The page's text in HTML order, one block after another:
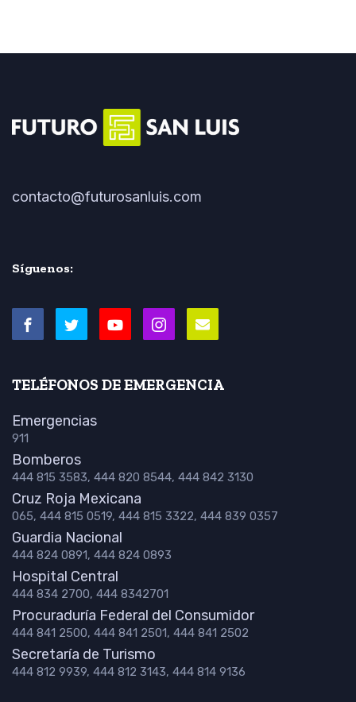
contacto@futurosanluis.com
Síguenos:
TELÉFONOS DE EMERGENCIA
Emergencias
911
Bomberos
444 815 3583, 444 820 8544, 444 842 3130
Cruz Roja Mexicana
065, 444 815 0519, 444 815 3322, 444 839 0357
Guardia Nacional
444 824 0891, 444 824 0893
Hospital Central
444 834 2700, 444 8342701
Procuraduría Federal del Consumidor
444 841 2500, 444 841 2501, 444 841 2502
Secretaría de Turismo
444 812 9939, 444 812 3143, 444 814 9136